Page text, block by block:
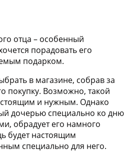
отца – особенный
порадовать его
подарком.
в магазине, собрав за
покупку. Возможно, такой
и нужным. Однако
дочерью специально ко дню
обрадует его намного
будет настоящим
специально для него.